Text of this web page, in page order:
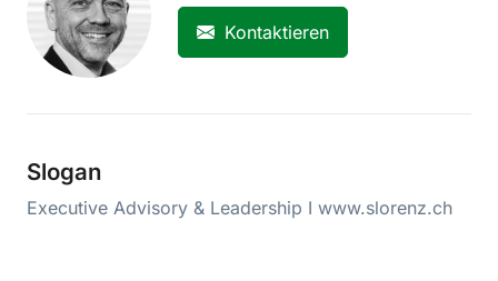
Kontaktieren
Slogan
Executive Advisory & Leadership I www.slorenz.ch